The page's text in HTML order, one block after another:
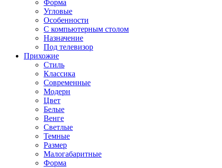
Форма
Угловые
Особенности
С компьютерным столом
Назначение
Под телевизор
Прихожие
Стиль
Классика
Современные
Модерн
Цвет
Белые
Венге
Светлые
Темные
Размер
Малогабаритные
Форма